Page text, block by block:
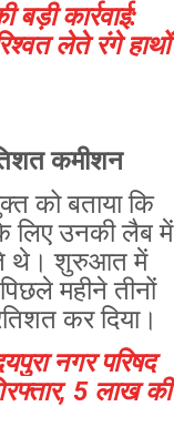
कार्रवाई:
लेते रंगे हाथों
कमीशन
को बताया कि
लिए उनकी लैब में
थे। शुरुआत में
महीने तीनों
कर दिया।
नगर परिषद
5 लाख की